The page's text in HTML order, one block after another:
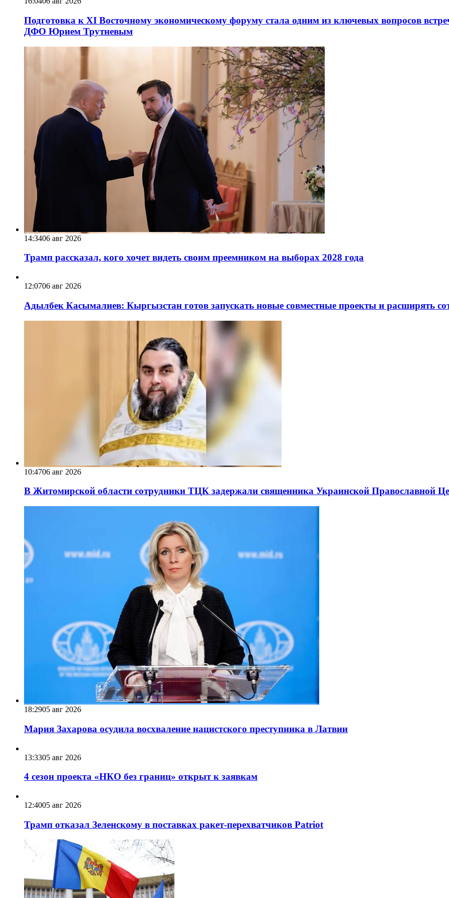
Подготовка к XI Восточному экономическому форуму стала одним из ключевых вопросов
ДФО Юрием Трутневым
14:3406 авг 2026
Трамп рассказал, кого хочет видеть своим преемником на выборах 2028 года
12:0706 авг 2026
Адылбек Касымалиев: Кыргызстан готов запускать новые совместные проекты и расширять
10:4706 авг 2026
В Житомирской области сотрудники ТЦК задержали священника Украинской Православной
18:2905 авг 2026
Мария Захарова осудила восхваление нацистского преступника в Латвии
13:3305 авг 2026
4 сезон проекта «НКО без границ» открыт к заявкам
12:4005 авг 2026
Трамп отказал Зеленскому в поставках ракет-перехватчиков Patriot